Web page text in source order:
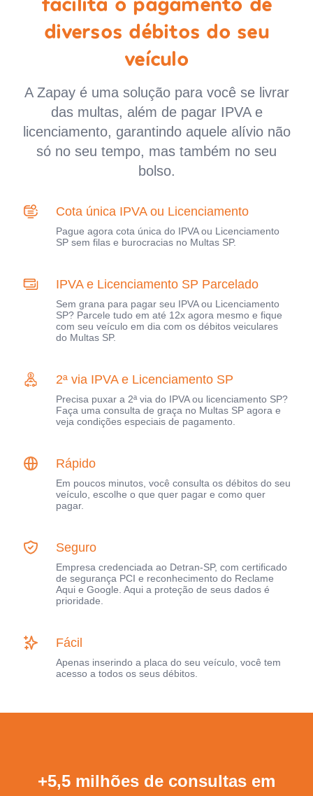
diversos débitos do seu
veículo
A Zapay é uma solução para você se livrar
das multas, além de pagar IPVA e
licenciamento, garantindo aquele alívio não
só no seu tempo, mas também no seu
bolso.
Cota única IPVA ou Licenciamento
Pague agora cota única do IPVA ou Licenciamento
SP sem filas e burocracias no Multas SP.
IPVA e Licenciamento SP Parcelado
Sem grana para pagar seu IPVA ou Licenciamento
SP? Parcele tudo em até 12x agora mesmo e fique
com seu veículo em dia com os débitos veiculares
do Multas SP.
2ª via IPVA e Licenciamento SP
Precisa puxar a 2ª via do IPVA ou licenciamento SP?
Faça uma consulta de graça no Multas SP agora e
veja condições especiais de pagamento.
Rápido
Em poucos minutos, você consulta os débitos do seu
veículo, escolhe o que quer pagar e como quer
pagar.
Seguro
Empresa credenciada ao Detran-SP, com certificado
de segurança PCI e reconhecimento do Reclame
Aqui e Google. Aqui a proteção de seus dados é
prioridade.
Fácil
Apenas inserindo a placa do seu veículo, você tem
acesso a todos os seus débitos.
+5,5 milhões de consultas em